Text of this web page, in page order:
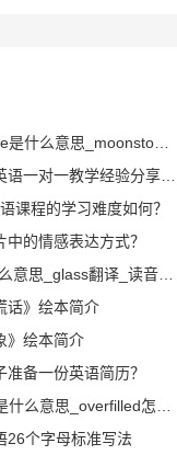
moonstone是什么意思_moonstone怎么读_音标ˈmu-nstəʊn
北京幼儿英语一对一教学经验分享：锻炼听力不能光靠“听”
课程的学习难度如何？
中的情感表达方式？
glass是什么意思_glass翻译_读音_用法_翻译
话》绘本简介
》绘本简介
准备一份英语简历？
26个字母标准写法